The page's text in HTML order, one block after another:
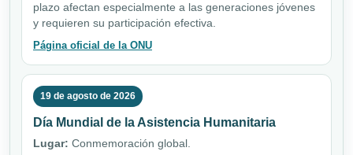
plazo afectan especialmente a las generaciones jóvenes
y requieren su participación efectiva.
Página oficial de la ONU
19 de agosto de 2026
Día Mundial de la Asistencia Humanitaria
Lugar: Conmemoración global.